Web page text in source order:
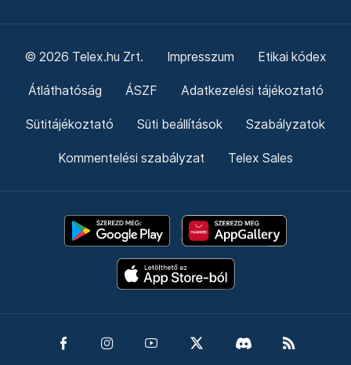
© 2026 Telex.hu Zrt. Impresszum Etikai kódex
Átláthatóság ÁSZF Adatkezelési tájékoztató
Sütitájékoztató Süti beállítások Szabályzatok
Kommentelési szabályzat Telex Sales